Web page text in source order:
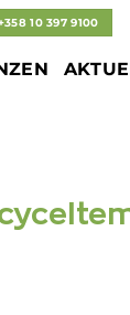
10 397 9100